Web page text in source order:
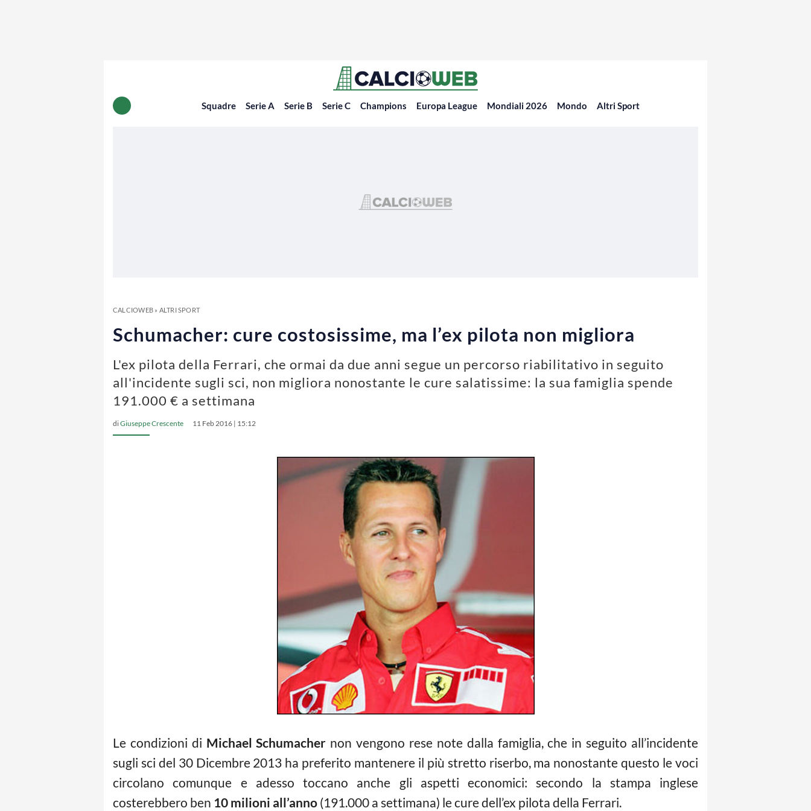
Squadre Serie A Serie B Serie C Champions Europa League Mondiali 2026 Mondo Altri Sport
CALCIOWEB» ALTRI SPORT
Schumacher: cure costosissime, ma l’ex pilota non migliora
L'ex pilota della Ferrari, che ormai da due anni segue un percorso riabilitativo in seguito
all'incidente sugli sci, non migliora nonostante le cure salatissime: la sua famiglia spende
191.000 € a settimana
diGiuseppe Crescente 11 Feb 2016 | 15:12
Le condizioni di Michael Schumacher non vengono rese note dalla famiglia, che in seguito all’incidente
sugli sci del 30 Dicembre 2013 ha preferito mantenere il più stretto riserbo, ma nonostante questo le voci
circolano comunque e adesso toccano anche gli aspetti economici: secondo la stampa inglese
costerebbero ben 10 milioni all’anno (191.000 a settimana) le cure dell’ex pilota della Ferrari.